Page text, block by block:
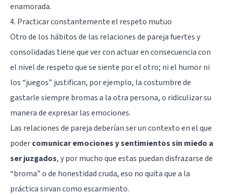
enamorada.
4. Practicar constantemente el respeto mutuo
Otro de los hábitos de las relaciones de pareja fuertes y
consolidadas tiene que ver con actuar en consecuencia con
el nivel de respeto que se siente por el otro; ni el humor ni
los “juegos” justifican, por ejemplo, la costumbre de
gastarle siempre bromas a la otra persona, o ridiculizar su
manera de expresar las emociones.
Las relaciones de pareja deberían ser un contexto en el que
podercomunicar emociones y sentimientos sin miedo a
ser juzgados, y por mucho que estas puedan disfrazarse de
“broma” o de honestidad cruda, eso no quita que a la
práctica sirvan como escarmiento.